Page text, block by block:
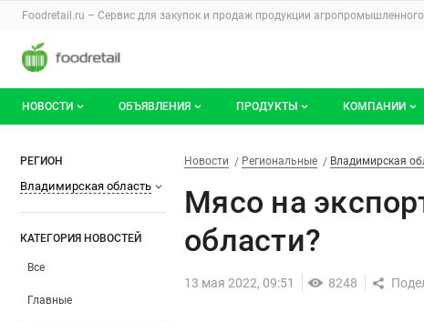
Раздел навигации по сайту foodretail.ru
Foodretail.ru – Сервис для закупок и продаж продукции
Авторизация и меню пользователя
Навигация по разделам сайта foodretail.ru
НОВОСТИ
Документы
ОБЪЯВЛЕНИЯ
Мои объявления
ПРОДУКТЫ КОМПАНИИ
Премиум
Мясо на экспорт. Что ещё
Фильтры
РЕГИОН
Владимирская область
КАТЕГОРИЯ НОВОСТЕЙ
Все
Главные
Новости
Разделы
Новости Региональные Владимирская
Мясо на
области?
13 мая 2022, 09:51 8248